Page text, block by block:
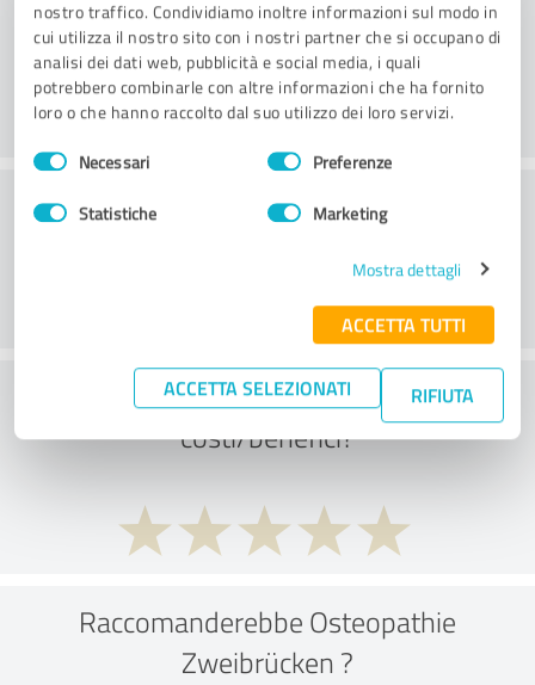
nostro traffico. Condividiamo inoltre informazioni sul modo in
cui utilizza il nostro sito con i nostri partner che si occupano di
analisi dei dati web, pubblicità e social media, i quali
potrebbero combinarle con altre informazioni che ha fornito
loro o che hanno raccolto dal suo utilizzo dei loro servizi.
Selezione
del
Necessari Preferenze
Statistiche Marketing
Mostra dettagli
ACCETTA TUTTI
ACCETTA SELEZIONATI RIFIUTA
Servizio
Cosa ne pensate del rapporto
costi/benefici?
Raccomanderebbe Osteopathie
Zweibrücken ?